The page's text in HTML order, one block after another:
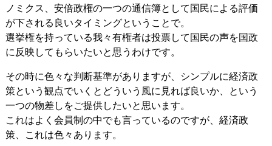
ノミクス、安倍政権の一つの通信簿として国民による評価
が下される良いタイミングということで。
選挙権を持っている我々有権者は投票して国民の声を国政
に反映してもらいたいと思うわけです。
その時に色々な判断基準がありますが、シンプルに経済政
策という観点でいくとどういう風に見れば良いか、という
一つの物差しをご提供したいと思います。
これはよく会員制の中でも言っているのですが、経済政
策、これは色々あります。